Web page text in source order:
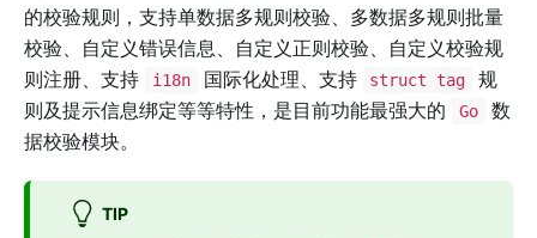
的校验规则，支持单数据多规则校验、多数据多规则批量
校验、自定义错误信息、自定义正则校验、自定义校验规
则注册、支持
i18n 国际化处理、支持 struct tag
规
则及提示信息绑定等等特性，是目前功能最强大的
Go
数
据校验模块。
TIP